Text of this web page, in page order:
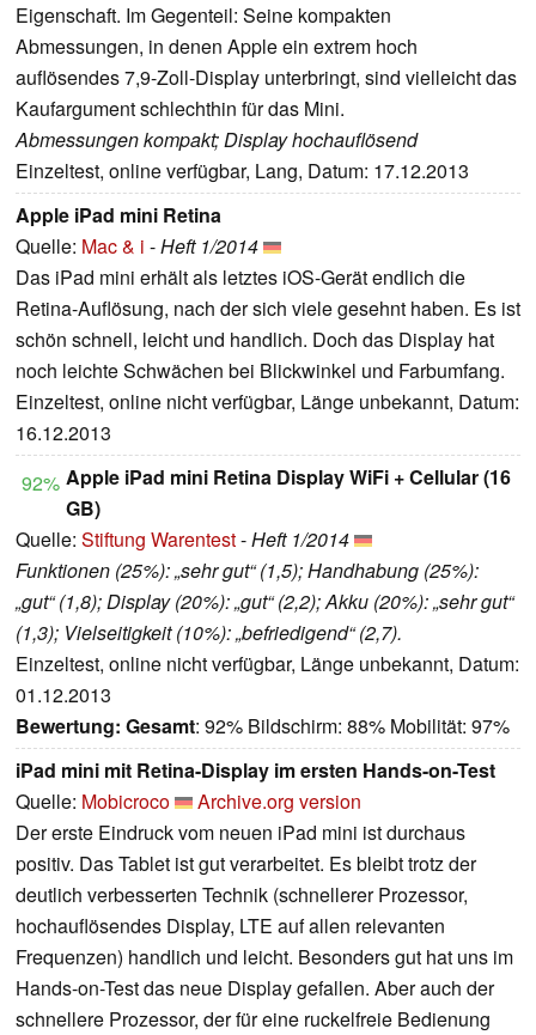
Eigenschaft. Im Gegenteil: Seine kompakten
Abmessungen, in denen Apple ein extrem hoch
auflösendes 7,9-Zoll-Display unterbringt, sind vielleicht das
Kaufargument schlechthin für das Mini.
Abmessungen kompakt; Display hochauflösend
Einzeltest, online verfügbar, Lang, Datum: 17.12.2013
Apple iPad mini Retina
Quelle: Mac & i -Heft 1/2014
Das iPad mini erhält als letztes iOS-Gerät endlich die
Retina-Auflösung, nach der sich viele gesehnt haben. Es ist
schön schnell, leicht und handlich. Doch das Display hat
noch leichte Schwächen bei Blickwinkel und Farbumfang.
Einzeltest, online nicht verfügbar, Länge unbekannt, Datum:
16.12.2013
92% Apple iPad mini Retina Display WiFi + Cellular (16
GB)
Quelle: Stiftung Warentest-Heft 1/2014
Funktionen (25%): „sehr gut“ (1,5); Handhabung (25%):
„gut“ (1,8); Display (20%): „gut“ (2,2); Akku (20%): „sehr gut“
(1,3); Vielseitigkeit (10%): „befriedigend“ (2,7).
Einzeltest, online nicht verfügbar, Länge unbekannt, Datum:
01.12.2013
Bewertung: Gesamt: 92% Bildschirm: 88% Mobilität: 97%
iPad mini mit Retina-Display im ersten Hands-on-Test
Quelle: Mobicroco
Archive.org version
Der erste Eindruck vom neuen iPad mini ist durchaus
positiv. Das Tablet ist gut verarbeitet. Es bleibt trotz der
deutlich verbesserten Technik (schnellerer Prozessor,
hochauflösendes Display, LTE auf allen relevanten
Frequenzen) handlich und leicht. Besonders gut hat uns im
Hands-on-Test das neue Display gefallen. Aber auch der
schnellere Prozessor, der für eine ruckelfreie Bedienung